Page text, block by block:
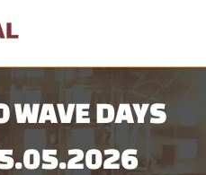
WAVE DAYS